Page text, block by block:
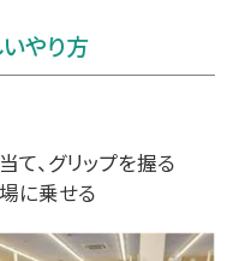
やり方
て、グリップを握る
に乗せる